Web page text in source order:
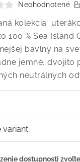
Neohodnotené
kolekcia
100 % Sea Island
bavlny na
jemné, dvojito
neutrálnych